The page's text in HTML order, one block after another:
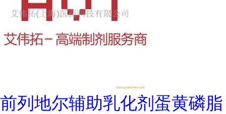
前列地尔辅助乳化剂蛋黄磷脂